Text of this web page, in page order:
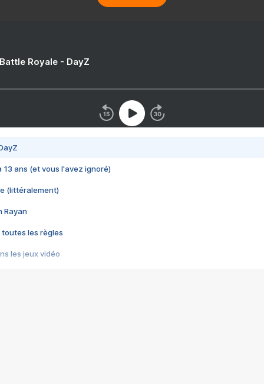
Royale - DayZ
13 ans (et vous l'avez ignoré)
(littéralement)
Rayan
toutes les règles
les jeux vidéo